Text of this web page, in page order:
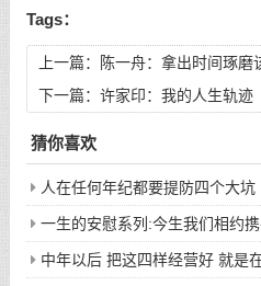
Tags：
上一篇：
陈一舟：拿出时间琢磨
下一篇： 许家印：我的人生轨迹
猜你喜欢
人在任何年纪都要提防四个大坑
一生的安慰系列:今生我们相约
次的回眸才换来今生的相遇
中年以后 把这四样经营好 就是